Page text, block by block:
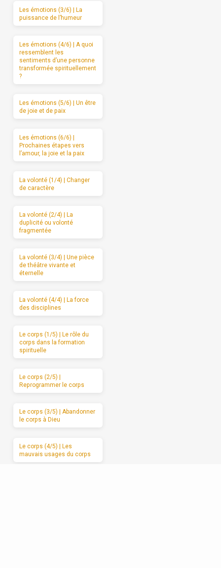
Les émotions (3/6) | La
puissance de l’humeur
Les émotions (4/6) | A quoi
ressemblent les
sentiments d’une personne
transformée spirituellement
?
Les émotions (5/6) | Un être
de joie et de paix
Les émotions (6/6) |
Prochaines étapes vers
l’amour, la joie et la paix
La volonté (1/4) | Changer
de caractère
La volonté (2/4) | La
duplicité ou volonté
fragmentée
La volonté (3/4) | Une pièce
de théâtre vivante et
éternelle
La volonté (4/4) | La force
des disciplines
Le corps (1/5) | Le rôle du
corps dans la formation
spirituelle
Le corps (2/5) |
Reprogrammer le corps
Le corps (3/5) | Abandonner
le corps à Dieu
Le corps (4/5) | Les
mauvais usages du corps